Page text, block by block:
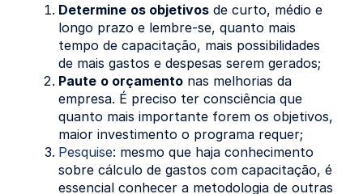
Determine os objetivos de curto, médio e
longo prazo e lembre-se, quanto mais
tempo de capacitação, mais possibilidades
de mais gastos e despesas serem gerados;
Paute o orçamento nas melhorias da
empresa. É preciso ter consciência que
quanto mais importante forem os objetivos,
maior investimento o programa requer;
Pesquise: mesmo que haja conhecimento
sobre cálculo de gastos com capacitação, é
essencial conhecer a metodologia de outras